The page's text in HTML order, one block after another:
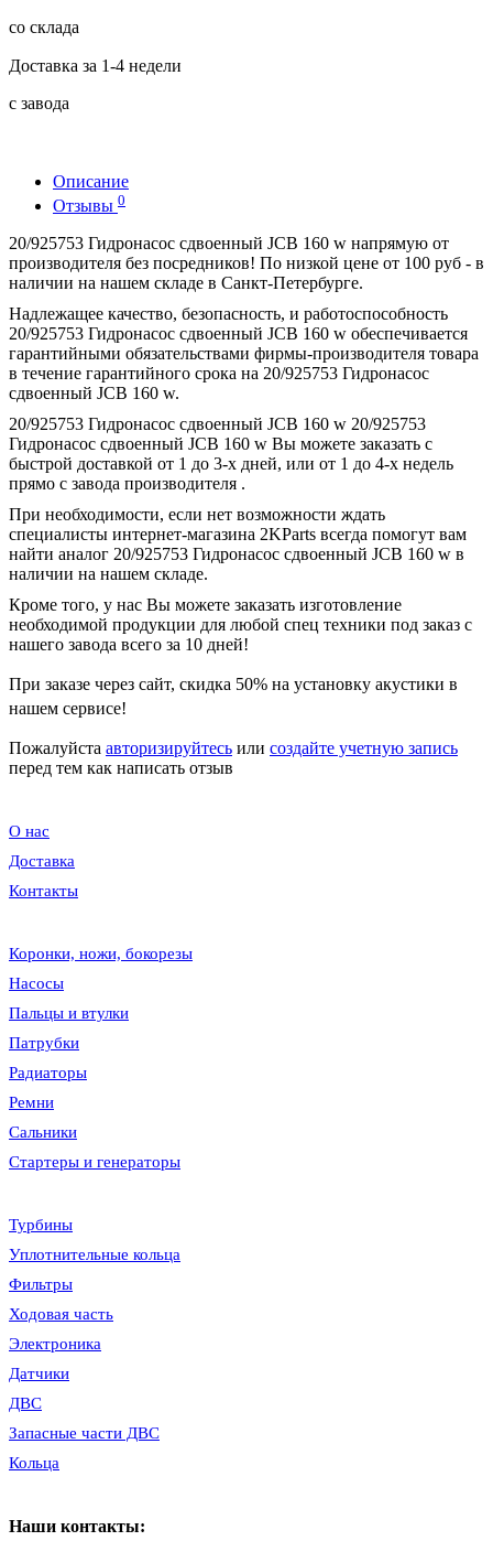
со склада
Доставка за 1-4 недели
с завода
Описание
Отзывы 0
20/925753 Гидронасос сдвоенный JCB 160 w напрямую от
производителя без посредников! По низкой цене от 100 руб - в
наличии на нашем складе в Санкт-Петербурге.
Надлежащее качество, безопасность, и работоспособность
20/925753 Гидронасос сдвоенный JCB 160 w обеспечивается
гарантийными обязательствами фирмы-производителя товара
в течение гарантийного срока на 20/925753 Гидронасос
сдвоенный JCB 160 w.
20/925753 Гидронасос сдвоенный JCB 160 w 20/925753
Гидронасос сдвоенный JCB 160 w Вы можете заказать с
быстрой доставкой от 1 до 3-х дней, или от 1 до 4-х недель
прямо с завода производителя .
При необходимости, если нет возможности ждать
специалисты интернет-магазина 2KParts всегда помогут вам
найти аналог 20/925753 Гидронасос сдвоенный JCB 160 w в
наличии на нашем складе.
Кроме того, у нас Вы можете заказать изготовление
необходимой продукции для любой спец техники под заказ с
нашего завода всего за 10 дней!
При заказе через сайт, скидка 50% на установку акустики в
нашем сервисе!
Пожалуйста авторизируйтесь или создайте учетную запись
перед тем как написать отзыв
О нас
Доставка
Контакты
Коронки, ножи, бокорезы
Насосы
Пальцы и втулки
Патрубки
Радиаторы
Ремни
Сальники
Стартеры и генераторы
Турбины
Уплотнительные кольца
Фильтры
Ходовая часть
Электроника
Датчики
ДВС
Запасные части ДВС
Кольца
Наши контакты: